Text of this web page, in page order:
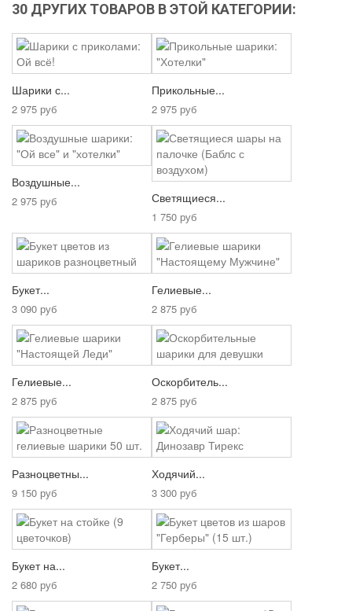
30 ДРУГИХ ТОВАРОВ В ЭТОЙ КАТЕГОРИИ:
Шарики с...
2 975 руб
Прикольные...
2 975 руб
Воздушные...
2 975 руб Светящиеся...
1 750 руб
Букет...
3 090 руб
Гелиевые...
2 875 руб
Гелиевые...
2 875 руб
Оскорбитель...
2 875 руб
Разноцветны...
9 150 руб
Ходячий...
3 300 руб
Букет на...
2 680 руб
Букет...
2 750 руб